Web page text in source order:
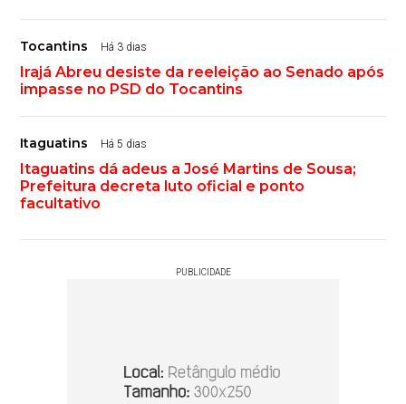
Tocantins Há 3 dias
Irajá Abreu desiste da reeleição ao Senado após
impasse no PSD do Tocantins
Itaguatins Há 5 dias
Itaguatins dá adeus a José Martins de Sousa;
Prefeitura decreta luto oficial e ponto
facultativo
PUBLICIDADE